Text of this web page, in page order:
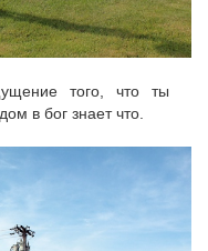
того, что ты
в бог знает что.